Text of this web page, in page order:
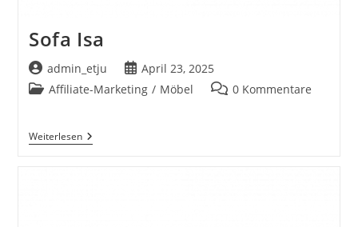
Sofa Isa
Beitrags-
Autor:
admin_etju
Beitrag
veröffentlicht:
April 23, 2025
Beitrags-
Affiliate-Marketing / Möbel
Beitrags-
0 Kommentare
WeiterlesenSofa
Isa